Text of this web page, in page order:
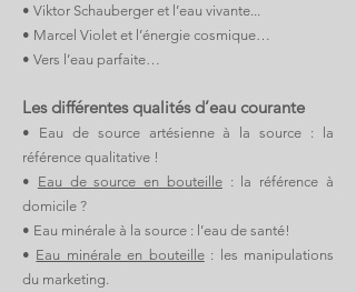
• Viktor Schauberger et l’eau vivante...
• Marcel Violet et l’énergie cosmique…
• Vers l’eau parfaite…
Les différentes qualités d’eau courante
• Eau de source artésienne à la source : la
référence qualitative !
• Eau de source en bouteille: la référence à
domicile ?
• Eau minérale à la source : l’eau de santé!
• Eau minérale en bouteille: les manipulations
du marketing.